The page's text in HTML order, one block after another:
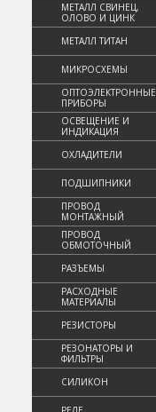
МЕТАЛЛ СВИНЕЦ,
ОЛОВО И ЦИНК
МЕТАЛЛ ТИТАН
МИКРОСХЕМЫ
ОПТОЭЛЕКТРОННЫЕ
ПРИБОРЫ
ОСВЕЩЕНИЕ И
ИНДИКАЦИЯ
ОХЛАДИТЕЛИ
ПОДШИПНИКИ
ПРОВОД
МОНТАЖНЫЙ
ПРОВОД
ОБМОТОЧНЫЙ
РАЗЪЕМЫ
РАСХОДНЫЕ
МАТЕРИАЛЫ
РЕЗИСТОРЫ
РЕЗОНАТОРЫ И
ФИЛЬТРЫ
СИЛИКОН